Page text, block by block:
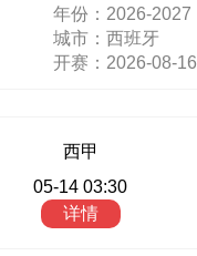
年份：2026-2027
城市：西班牙
开赛：2026-08-16
西甲
05-14 03:30
详情